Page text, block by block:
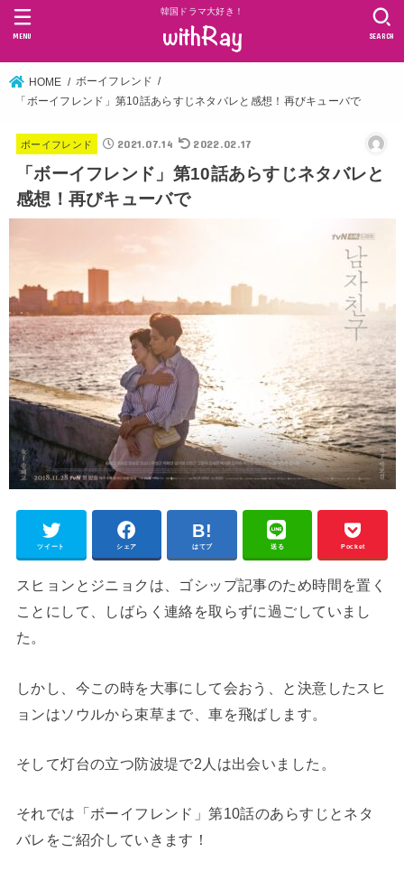
韓国ドラマ大好き！
SEARCH
MENU
HOME
ボーイフレンド
「ボーイフレンド」第10話あらすじネタバレと感想！再びキューバで
ボーイフレンド 2021.07.14 2022.02.17
「ボーイフレンド」第10話あらすじネタバレと
感想！再びキューバで
ツイート シェア はてブ 送る Pocket
スヒョンとジニョクは、ゴシップ記事のため時間を置く
ことにして、しばらく連絡を取らずに過ごしていまし
た。
しかし、今この時を大事にして会おう、と決意したスヒ
ョンはソウルから束草まで、車を飛ばします。
そして灯台の立つ防波堤で2人は出会いました。
それでは「ボーイフレンド」第10話のあらすじとネタ
バレをご紹介していきます！